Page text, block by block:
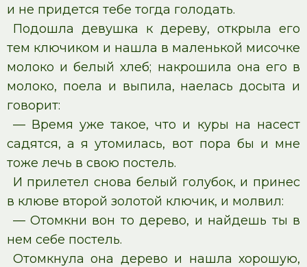
и не придется тебе тогда голодать.
Подошла девушка к дереву, открыла его
тем ключиком и нашла в маленькой мисочке
молоко и белый хлеб; накрошила она его в
молоко, поела и выпила, наелась досыта и
говорит:
— Время уже такое, что и куры на насест
садятся, а я утомилась, вот пора бы и мне
тоже лечь в свою постель.
И прилетел снова белый голубок, и принес
в клюве второй золотой ключик, и молвил:
— Отомкни вон то дерево, и найдешь ты в
нем себе постель.
Отомкнула она дерево и нашла хорошую,